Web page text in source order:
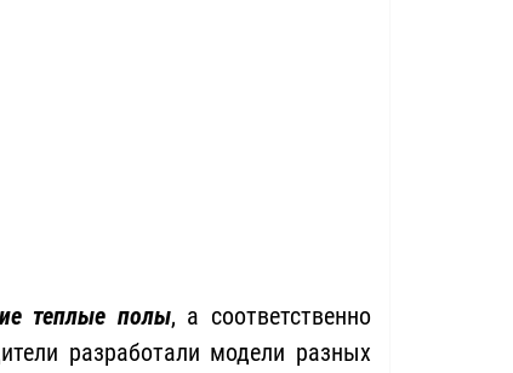
теплые полы, а соответственно
разработали модели разных